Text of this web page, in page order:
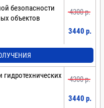
безопасности
объектов
4300 p.
3440 p.
гидротехнических
4300 p.
3440 p.